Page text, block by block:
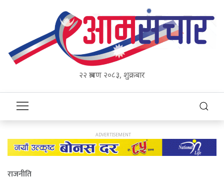
२२ श्रावण २०८३, शुक्रबार
राजनीति